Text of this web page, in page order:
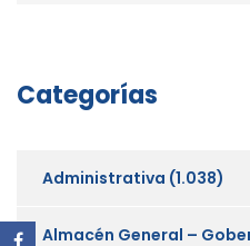
Categorías
Administrativa (1.038)
Almacén General –